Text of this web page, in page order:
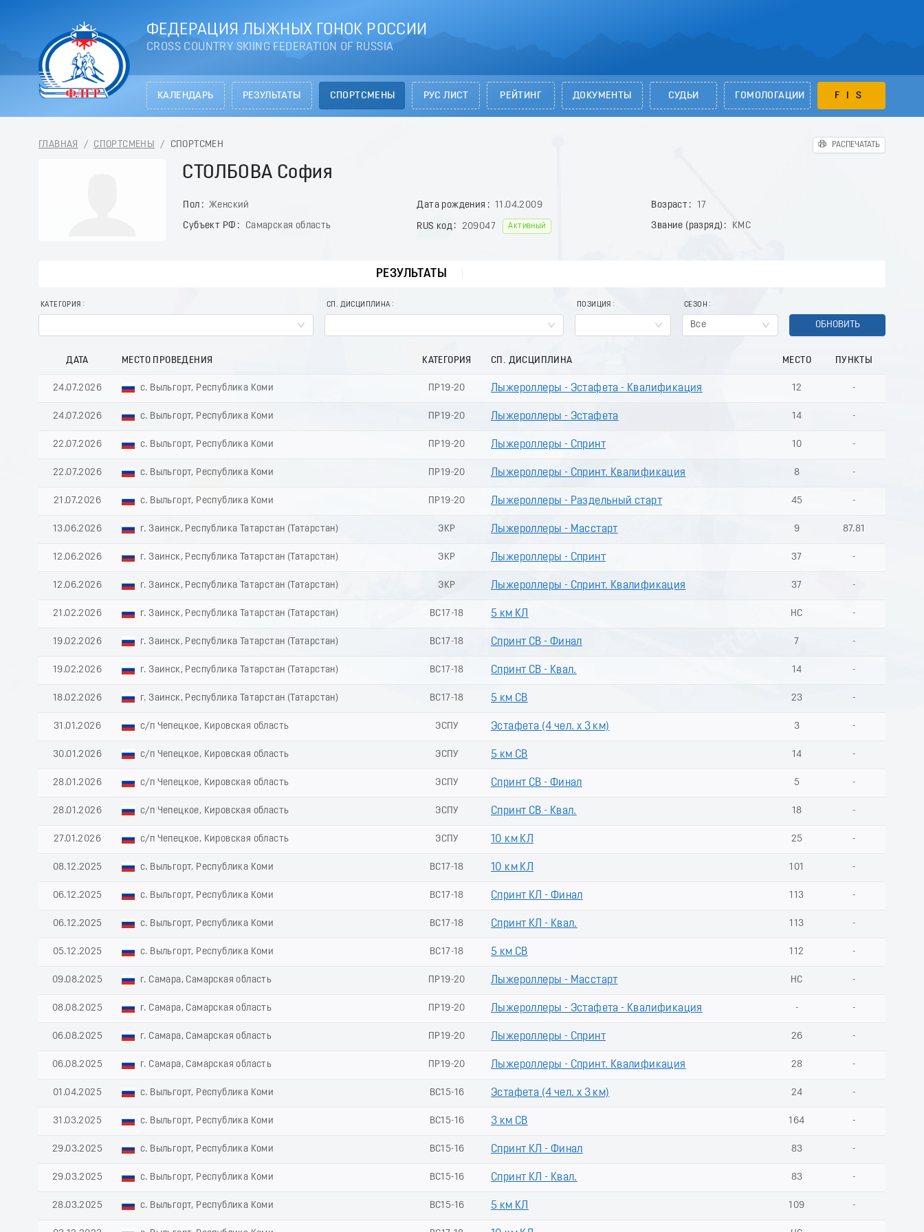
ФЕДЕРАЦИЯ ЛЫЖНЫХ ГОНОК РОССИИ
CROSS COUNTRY SKIING FEDERATION OF RUSSIA
КАЛЕНДАРЬ РЕЗУЛЬТАТЫ СПОРТСМЕНЫ РУС ЛИСТ РЕЙТИНГ ДОКУМЕНТЫ СУДЬИ ГОМОЛОГАЦИИ FIS
ГЛАВНАЯ / СПОРТСМЕНЫ / СПОРТСМЕН РАСПЕЧАТАТЬ
СТОЛБОВА София
Пол Женский Дата рождения 11.04.2009 Возраст
17
Субъект РФ
Самарская область RUS код 209047 Активный Звание (разряд) КМС
РЕЗУЛЬТАТЫ
КАТЕГОРИЯ СП. ДИСЦИПЛИНА ПОЗИЦИЯ СЕЗОН
Все ОБНОВИТЬ
ДАТА МЕСТО ПРОВЕДЕНИЯ КАТЕГОРИЯ СП. ДИСЦИПЛИНА МЕСТО ПУНКТЫ
24.07.2026 с. Выльгорт, Республика Коми ПР19-20 Лыжероллеры - Эстафета - Квалификация 12 -
24.07.2026 с. Выльгорт, Республика Коми ПР19-20 Лыжероллеры - Эстафета 14 -
22.07.2026 с. Выльгорт, Республика Коми ПР19-20 Лыжероллеры - Спринт 10 -
22.07.2026 с. Выльгорт, Республика Коми ПР19-20 Лыжероллеры - Спринт. Квалификация 8 -
21.07.2026 с. Выльгорт, Республика Коми ПР19-20 Лыжероллеры - Раздельный старт 45 -
13.06.2026 г. Заинск, Республика Татарстан (Татарстан) ЭКР Лыжероллеры - Масстарт 9 87.81
12.06.2026 г. Заинск, Республика Татарстан (Татарстан) ЭКР Лыжероллеры - Спринт 37 -
12.06.2026 г. Заинск, Республика Татарстан (Татарстан) ЭКР Лыжероллеры - Спринт. Квалификация 37 -
21.02.2026 г. Заинск, Республика Татарстан (Татарстан) ВС17-18 5 км КЛ НС -
19.02.2026 г. Заинск, Республика Татарстан (Татарстан) ВС17-18 Спринт СВ - Финал 7 -
19.02.2026 г. Заинск, Республика Татарстан (Татарстан) ВС17-18 Спринт СВ - Квал. 14 -
18.02.2026 г. Заинск, Республика Татарстан (Татарстан) ВС17-18 5 км СВ 23 -
31.01.2026 с/п Чепецкое, Кировская область ЭСПУ Эстафета (4 чел. х 3 км) 3 -
30.01.2026 с/п Чепецкое, Кировская область ЭСПУ 5 км СВ 14 -
28.01.2026 с/п Чепецкое, Кировская область ЭСПУ Спринт СВ - Финал 5 -
28.01.2026 с/п Чепецкое, Кировская область ЭСПУ Спринт СВ - Квал. 18 -
27.01.2026 с/п Чепецкое, Кировская область ЭСПУ 10 км КЛ 25 -
08.12.2025 с. Выльгорт, Республика Коми ВС17-18 10 км КЛ 101 -
06.12.2025 с. Выльгорт, Республика Коми ВС17-18 Спринт КЛ - Финал 113 -
06.12.2025 с. Выльгорт, Республика Коми ВС17-18 Спринт КЛ - Квал. 113 -
05.12.2025 с. Выльгорт, Республика Коми ВС17-18 5 км СВ 112 -
09.08.2025 г. Самара, Самарская область ПР19-20 Лыжероллеры - Масстарт НС -
08.08.2025 г. Самара, Самарская область ПР19-20 Лыжероллеры - Эстафета - Квалификация - -
06.08.2025 г. Самара, Самарская область ПР19-20 Лыжероллеры - Спринт 26 -
06.08.2025 г. Самара, Самарская область ПР19-20 Лыжероллеры - Спринт. Квалификация 28 -
01.04.2025 с. Выльгорт, Республика Коми ВС15-16 Эстафета (4 чел. х 3 км) 24 -
31.03.2025 с. Выльгорт, Республика Коми ВС15-16 3 км СВ 164 -
29.03.2025 с. Выльгорт, Республика Коми ВС15-16 Спринт КЛ - Финал 83 -
29.03.2025 с. Выльгорт, Республика Коми ВС15-16 Спринт КЛ - Квал. 83 -
28.03.2025 с. Выльгорт, Республика Коми ВС15-16 5 км КЛ 109 -